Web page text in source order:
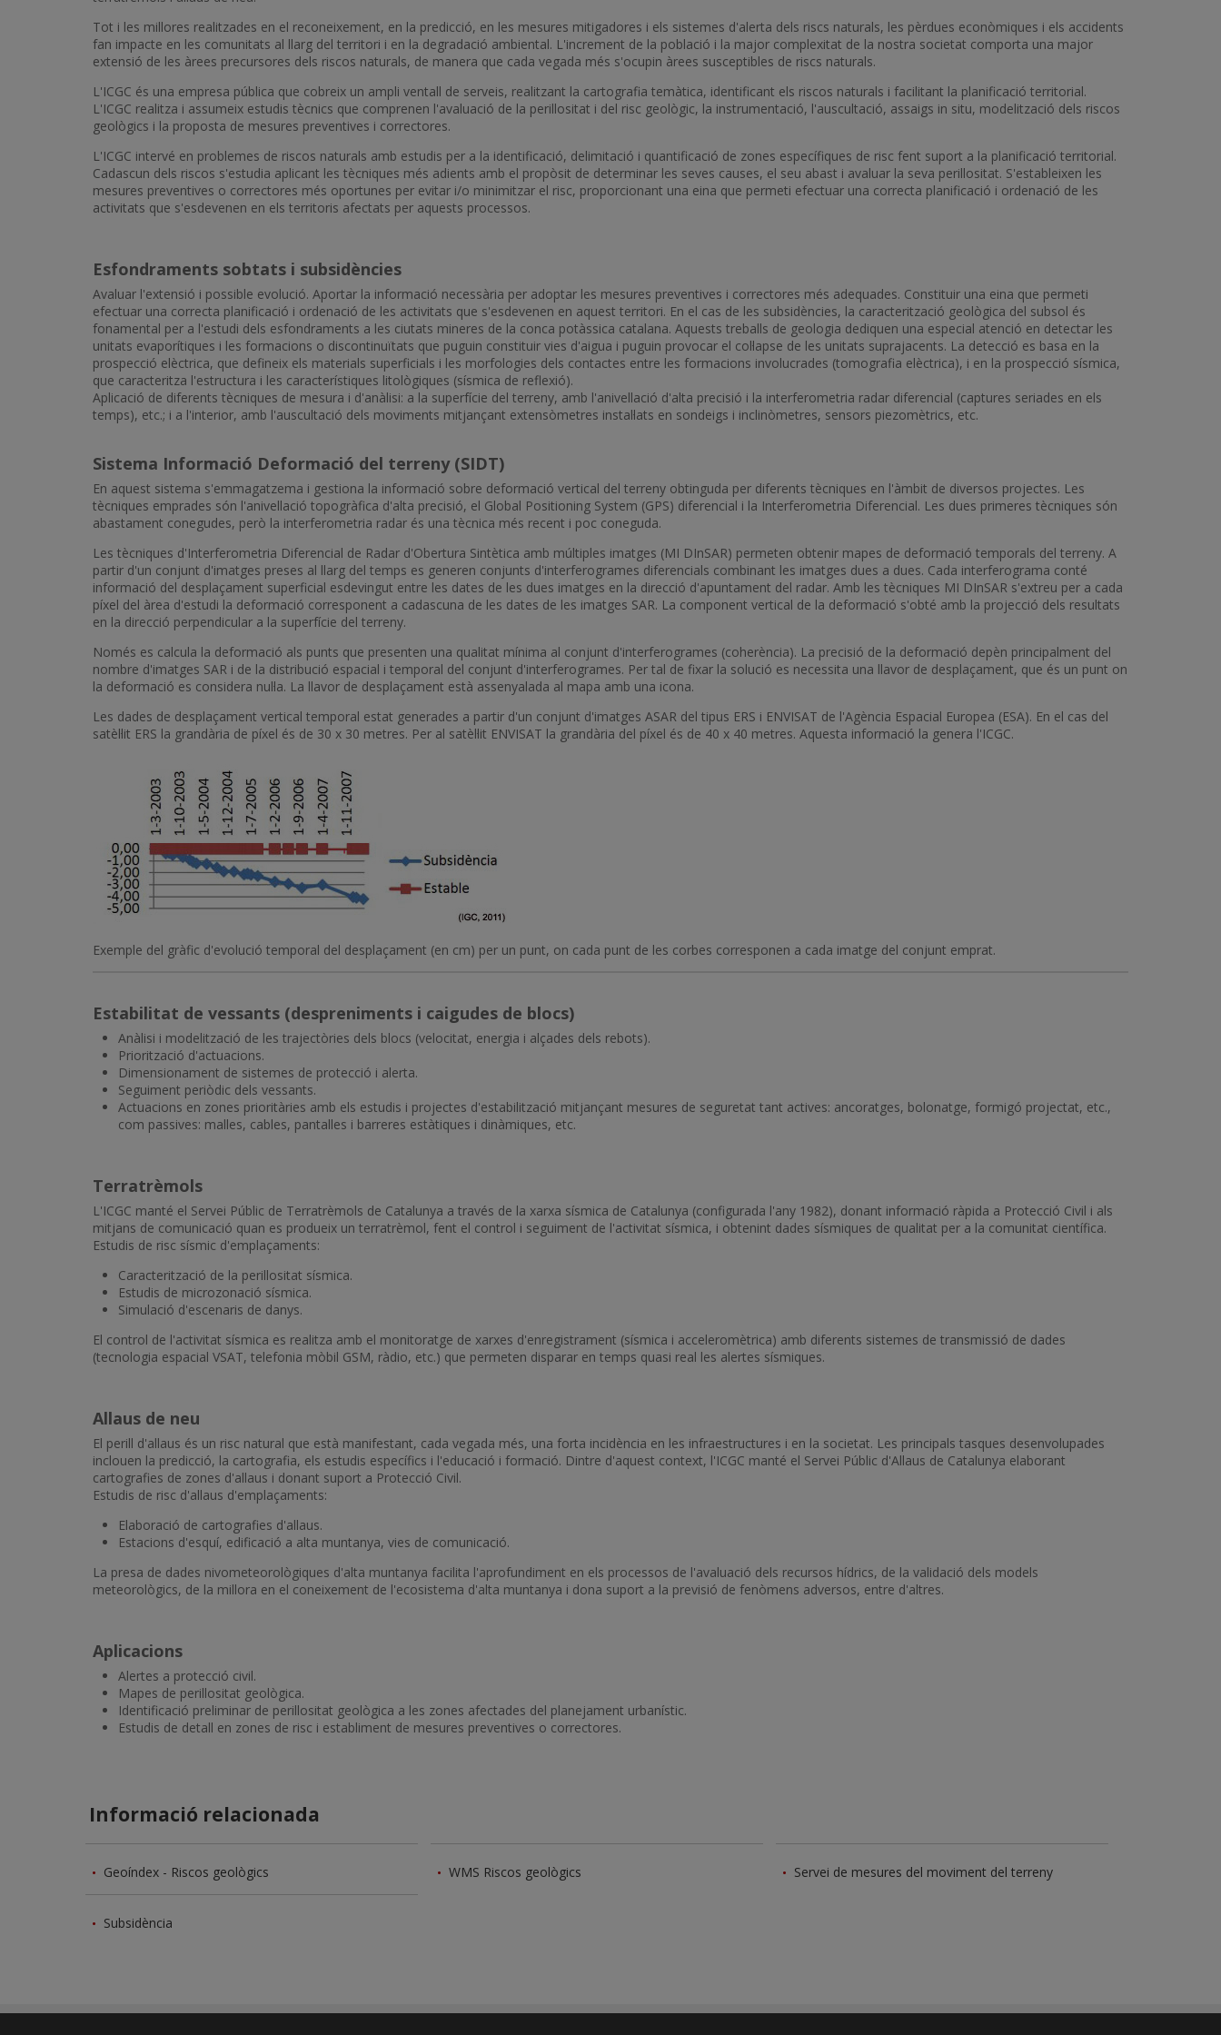
Tot i les millores realitzades en el reconeixement, en la predicció, en les mesures mitigadores i els sistemes d'alerta dels riscs naturals, les pèrdues econòmiques i els accidents
fan impacte en les comunitats al llarg del territori i en la degradació ambiental. L'increment de la població i la major complexitat de la nostra societat comporta una major
extensió de les àrees precursores dels riscos naturals, de manera que cada vegada més s'ocupin àrees susceptibles de riscs naturals.
L'ICGC és una empresa pública que cobreix un ampli ventall de serveis, realitzant la cartografia temàtica, identificant els riscos naturals i facilitant la planificació territorial.
L'ICGC realitza i assumeix estudis tècnics que comprenen l'avaluació de la perillositat i del risc geològic, la instrumentació, l'auscultació, assaigs in situ, modelització dels riscos
geològics i la proposta de mesures preventives i correctores.
L'ICGC intervé en problemes de riscos naturals amb estudis per a la identificació, delimitació i quantificació de zones específiques de risc fent suport a la planificació territorial.
Cadascun dels riscos s'estudia aplicant les tècniques més adients amb el propòsit de determinar les seves causes, el seu abast i avaluar la seva perillositat. S'estableixen les
mesures preventives o correctores més oportunes per evitar i/o minimitzar el risc, proporcionant una eina que permeti efectuar una correcta planificació i ordenació de les
activitats que s'esdevenen en els territoris afectats per aquests processos.
Esfondraments sobtats i subsidències
Avaluar l'extensió i possible evolució. Aportar la informació necessària per adoptar les mesures preventives i correctores més adequades. Constituir una eina que permeti
efectuar una correcta planificació i ordenació de les activitats que s'esdevenen en aquest territori. En el cas de les subsidències, la caracterització geològica del subsol és
fonamental per a l'estudi dels esfondraments a les ciutats mineres de la conca potàssica catalana. Aquests treballs de geologia dediquen una especial atenció en detectar les
unitats evaporítiques i les formacions o discontinuïtats que puguin constituir vies d'aigua i puguin provocar el col·lapse de les unitats suprajacents. La detecció es basa en la
prospecció elèctrica, que defineix els materials superficials i les morfologies dels contactes entre les formacions involucrades (tomografia elèctrica), i en la prospecció sísmica,
que caracteritza l'estructura i les característiques litològiques (sísmica de reflexió).
Aplicació de diferents tècniques de mesura i d'anàlisi: a la superfície del terreny, amb l'anivellació d'alta precisió i la interferometria radar diferencial (captures seriades en els
temps), etc.; i a l'interior, amb l'auscultació dels moviments mitjançant extensòmetres instal·lats en sondeigs i inclinòmetres, sensors piezomètrics, etc.
Sistema Informació Deformació del terreny (SIDT)
En aquest sistema s'emmagatzema i gestiona la informació sobre deformació vertical del terreny obtinguda per diferents tècniques en l'àmbit de diversos projectes. Les
tècniques emprades són l'anivellació topogràfica d'alta precisió, el Global Positioning System (GPS) diferencial i la Interferometria Diferencial. Les dues primeres tècniques són
abastament conegudes, però la interferometria radar és una tècnica més recent i poc coneguda.
Les tècniques d'Interferometria Diferencial de Radar d'Obertura Sintètica amb múltiples imatges (MI DInSAR) permeten obtenir mapes de deformació temporals del terreny. A
partir d'un conjunt d'imatges preses al llarg del temps es generen conjunts d'interferogrames diferencials combinant les imatges dues a dues. Cada interferograma conté
informació del desplaçament superficial esdevingut entre les dates de les dues imatges en la direcció d'apuntament del radar. Amb les tècniques MI DInSAR s'extreu per a cada
píxel del àrea d'estudi la deformació corresponent a cadascuna de les dates de les imatges SAR. La component vertical de la deformació s'obté amb la projecció dels resultats
en la direcció perpendicular a la superfície del terreny.
Només es calcula la deformació als punts que presenten una qualitat mínima al conjunt d'interferogrames (coherència). La precisió de la deformació depèn principalment del
nombre d'imatges SAR i de la distribució espacial i temporal del conjunt d'interferogrames. Per tal de fixar la solució es necessita una llavor de desplaçament, que és un punt on
la deformació es considera nul·la. La llavor de desplaçament està assenyalada al mapa amb una icona.
Les dades de desplaçament vertical temporal estat generades a partir d'un conjunt d'imatges ASAR del tipus ERS i ENVISAT de l'Agència Espacial Europea (ESA). En el cas del
satèl·lit ERS la grandària de píxel és de 30 x 30 metres. Per al satèl·lit ENVISAT la grandària del píxel és de 40 x 40 metres. Aquesta informació la genera l'ICGC.
Exemple del gràfic d'evolució temporal del desplaçament (en cm) per un punt, on cada punt de les corbes corresponen a cada imatge del conjunt emprat.
Estabilitat de vessants (despreniments i caigudes de blocs)
Anàlisi i modelització de les trajectòries dels blocs (velocitat, energia i alçades dels rebots).
Priorització d'actuacions.
Dimensionament de sistemes de protecció i alerta.
Seguiment periòdic dels vessants.
Actuacions en zones prioritàries amb els estudis i projectes d'estabilització mitjançant mesures de seguretat tant actives: ancoratges, bolonatge, formigó projectat, etc.,
com passives: malles, cables, pantalles i barreres estàtiques i dinàmiques, etc.
Terratrèmols
L'ICGC manté el Servei Públic de Terratrèmols de Catalunya a través de la xarxa sísmica de Catalunya (configurada l'any 1982), donant informació ràpida a Protecció Civil i als
mitjans de comunicació quan es produeix un terratrèmol, fent el control i seguiment de l'activitat sísmica, i obtenint dades sísmiques de qualitat per a la comunitat científica.
Estudis de risc sísmic d'emplaçaments:
Caracterització de la perillositat sísmica.
Estudis de microzonació sísmica.
Simulació d'escenaris de danys.
El control de l'activitat sísmica es realitza amb el monitoratge de xarxes d'enregistrament (sísmica i acceleromètrica) amb diferents sistemes de transmissió de dades
(tecnologia espacial VSAT, telefonia mòbil GSM, ràdio, etc.) que permeten disparar en temps quasi real les alertes sísmiques.
Allaus de neu
El perill d'allaus és un risc natural que està manifestant, cada vegada més, una forta incidència en les infraestructures i en la societat. Les principals tasques desenvolupades
inclouen la predicció, la cartografia, els estudis específics i l'educació i formació. Dintre d'aquest context, l'ICGC manté el Servei Públic d'Allaus de Catalunya elaborant
cartografies de zones d'allaus i donant suport a Protecció Civil.
Estudis de risc d'allaus d'emplaçaments:
Elaboració de cartografies d'allaus.
Estacions d'esquí, edificació a alta muntanya, vies de comunicació.
La presa de dades nivometeorològiques d'alta muntanya facilita l'aprofundiment en els processos de l'avaluació dels recursos hídrics, de la validació dels models
meteorològics, de la millora en el coneixement de l'ecosistema d'alta muntanya i dona suport a la previsió de fenòmens adversos, entre d'altres.
Aplicacions
Alertes a protecció civil.
Mapes de perillositat geològica.
Identificació preliminar de perillositat geològica a les zones afectades del planejament urbanístic.
Estudis de detall en zones de risc i establiment de mesures preventives o correctores.
Informació relacionada
Geoíndex - Riscos geològics WMS Riscos geològics Servei de mesures del moviment del terreny
Subsidència